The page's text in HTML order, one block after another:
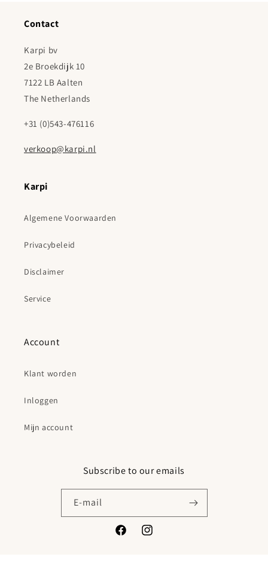
Contact
Karpi bv
2e Broekdijk 10
7122 LB Aalten
The Netherlands
+31 (0)543-476116
verkoop@karpi.nl
Karpi
Algemene Voorwaarden
Privacybeleid
Disclaimer
Service
Account
Klant worden
Inloggen
Mijn account
Subscribe to our emails
E‑mail
FacebookInstagram